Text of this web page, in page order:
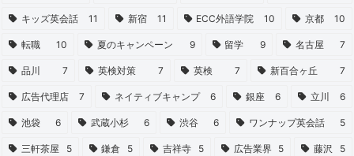
キッズ英会話 11 新宿 11 ECC外語学院 10 京都 10
転職 10 夏のキャンペーン 9 留学 9 名古屋 7
品川 7 英検対策 7 英検 7 新百合ヶ丘 7
広告代理店 7 ネイティブキャンプ 6 銀座 6 立川 6
池袋 6 武蔵小杉 6 渋谷 6 ワンナップ英会話 5
三軒茶屋 5 鎌倉 5 吉祥寺 5 広告業界 5 藤沢 5